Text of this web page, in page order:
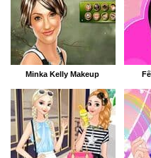
Minka Kelly Makeup